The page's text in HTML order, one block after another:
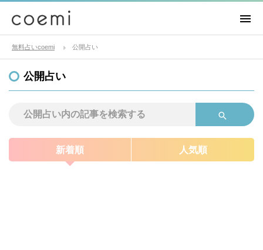
無料占いcoemi 公開占い
公開占い
新着順 人気順